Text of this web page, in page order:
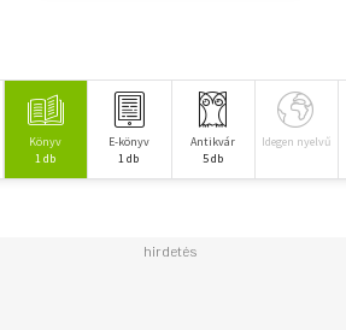
Könyv
1 db
E-könyv
1 db
Antikvár
5 db
Idegen nyelvű